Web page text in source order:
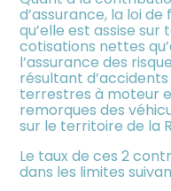
d’assurance, la loi
qu’elle est assise
cotisations nettes
l’assurance des
résultant
terrestres à moteur
remorques des
sur le territoire de la
Le taux de ces 2
dans les limites